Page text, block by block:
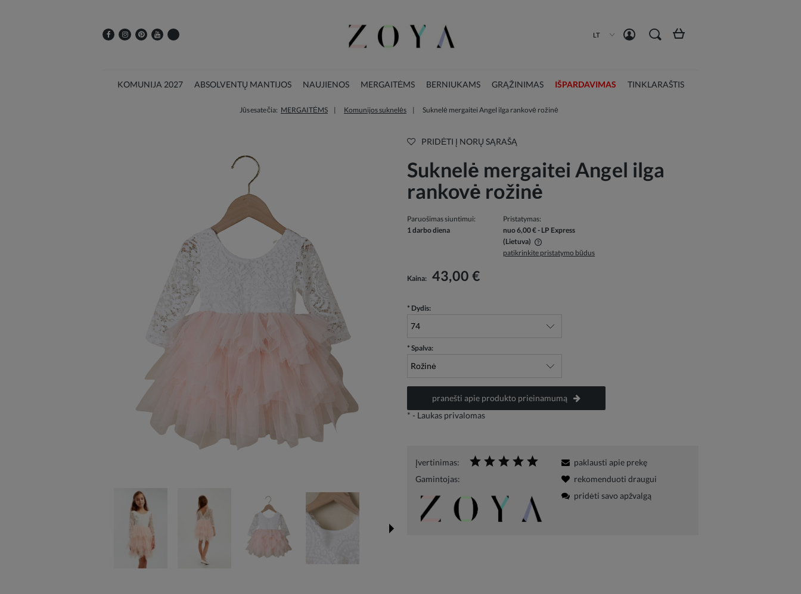
LT
KOMUNIJA 2027 ABSOLVENTŲ MANTIJOS NAUJIENOS MERGAITĖMS BERNIUKAMS GRĄŽINIMAS IŠPARDAVIMAS TINKLARAŠTIS
Jūs esate čia: MERGAITĖMS Komunijos suknelės Suknelė mergaitei Angel ilga rankovė rožinė
PRIDĖTI Į NORŲ SĄRAŠĄ
Suknelė mergaitei Angel ilga
rankovė rožinė
Paruošimas siuntimui:
1 darbo diena
Pristatymas:
nuo 6,00 €- LP Express
(Lietuva)
išlaidos
patikrinkite pristatymo būdus
Kaina: 43,00 €
* Dydis:
* Spalva:
pranešti apie produkto prieinamumą
* - Laukas privalomas
Įvertinimas:
Gamintojas:
paklausti apie prekę
rekomenduoti draugui
pridėti savo apžvalgą